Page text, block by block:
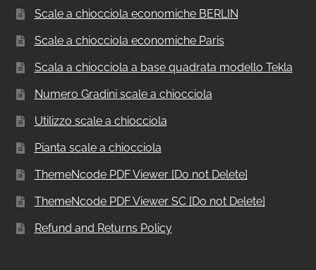
Scale a chiocciola economiche BERLIN
Scale a chiocciola economiche Paris
Scala a chiocciola a base quadrata modello Tekla
Numero Gradini scale a chiocciola
Utilizzo scale a chiocciola
Pianta scale a chiocciola
ThemeNcode PDF Viewer [Do not Delete]
ThemeNcode PDF Viewer SC [Do not Delete]
Refund and Returns Policy